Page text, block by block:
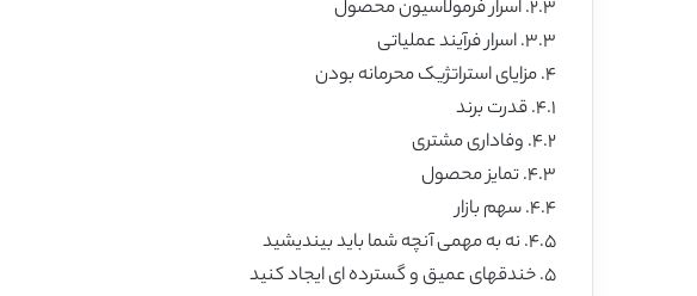
۲.۳. اسرار فرمولاسیون محصول
۳.۳. اسرار فرآیند عملیاتی
۴. مزایای استراتژیک محرمانه بودن
۴.۱. قدرت برند
۴.۲. وفاداری مشتری
۴.۳. تمایز محصول
۴.۴. سهم بازار
۴.۵. نه به مهمی آنچه شما باید بیندیشید
۵. خندقهای عمیق و گسترده ای ایجاد کنید